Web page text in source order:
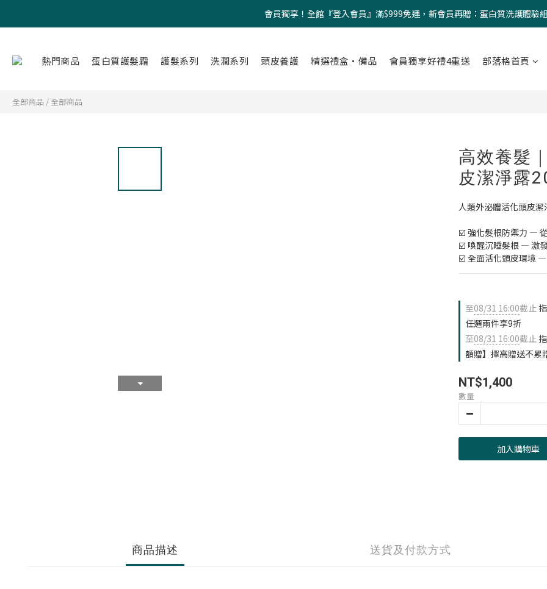
會員獨享！全館『登入會員』滿$999免運，新會員再贈：蛋白質洗護體驗
熱門商品 蛋白質護髮霜 護髮系列 洗潤系列 頭皮養護 精選禮盒・備品 會員獨享好禮4重送 部落格首頁
全部商品 / 全部商品
高效養髮
皮潔淨露
人類外泌體活化頭皮
☑️ 強化髮根防禦力 —
☑️ 喚醒沉睡髮根 — 激
☑️ 全面活化頭皮環境
至08/31 16:00截止
任選兩件享9折
至08/31 16:00截止
額贈】擇高贈送不累
NT$1,400
數量
加入購物車
商品描述 送貨及付款方式